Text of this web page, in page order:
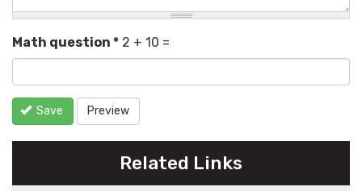
Math question * 2 + 10 =
Save Preview
Related Links